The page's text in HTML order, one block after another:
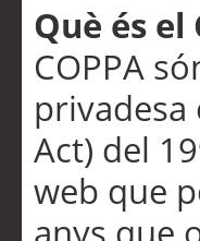
Què és el
COPPA
Act) del
web que